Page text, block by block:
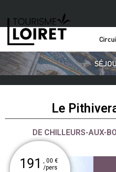
Le
DE CHILLEURS-AUX-
191 , 00 €
/pers